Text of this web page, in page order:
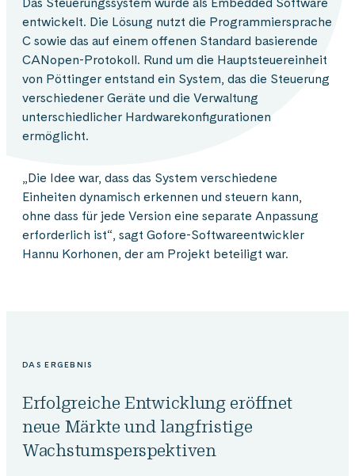
entwickelt. Die Lösung nutzt die Programmiersprache
C sowie das auf einem offenen Standard basierende
CANopen-Protokoll. Rund um die Hauptsteuereinheit
von Pöttinger entstand ein System, das die Steuerung
verschiedener Geräte und die Verwaltung
unterschiedlicher Hardwarekonfigurationen
ermöglicht.
„Die Idee war, dass das System verschiedene
Einheiten dynamisch erkennen und steuern kann,
ohne dass für jede Version eine separate Anpassung
erforderlich ist“, sagt Gofore-Softwareentwickler
Hannu Korhonen, der am Projekt beteiligt war.
DAS ERGEBNIS
Erfolgreiche Entwicklung eröffnet
neue Märkte und langfristige
Wachstums­perspektiven